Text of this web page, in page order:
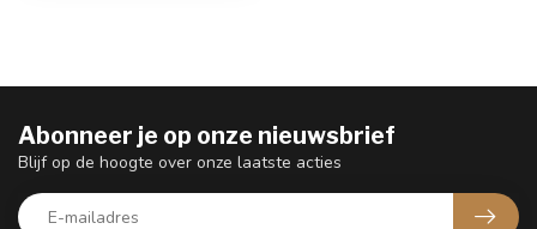
Abonneer je op onze nieuwsbrief
Blijf op de hoogte over onze laatste acties